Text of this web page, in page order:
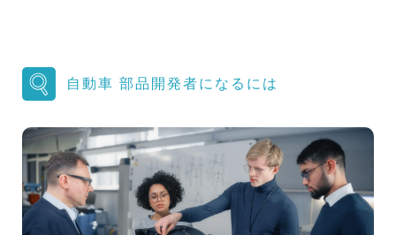
自動車 部品開発者になるには